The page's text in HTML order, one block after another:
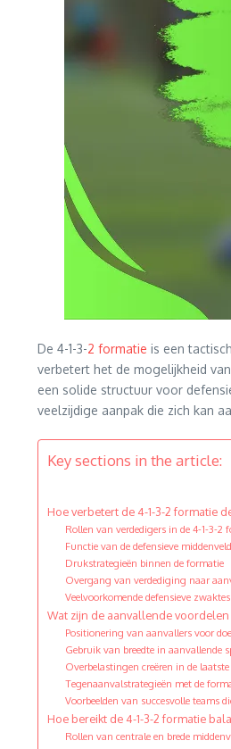
De 4-1-3-2 formatie is een
verbetert het de mogelijkheid
een solide structuur voor
veelzijdige aanpak die zich kan
Key sections in the article:
Hoe verbetert de 4-1-3-2 formatie
Rollen van verdedigers in de 4-1-3-2
Functie van de defensieve
Drukstrategieën binnen de formatie
Overgang van verdediging naar
Veelvoorkomende defensieve
Wat zijn de aanvallende voordelen
Positionering van aanvallers voor
Gebruik van breedte in aanvallende
Overbelastingen creëren in de laatste
Tegenaanvalstrategieën met de
Voorbeelden van succesvolle teams
Hoe bereikt de 4-1-3-2 formatie
Rollen van centrale en brede